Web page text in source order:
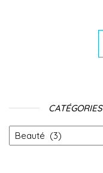
CATÉGORIES
Catégories